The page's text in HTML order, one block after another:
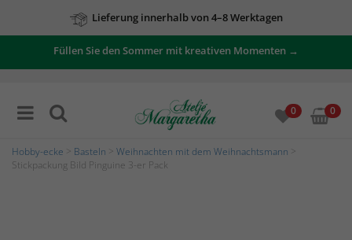
Lieferung innerhalb von 4–8 Werktagen
Füllen Sie den Sommer mit kreativen Momenten →
0 0
Hobby-ecke Basteln Weihnachten mit dem Weihnachtsmann
Stickpackung Bild Pinguine 3-er Pack